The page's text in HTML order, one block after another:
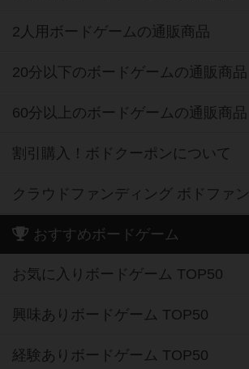
2人用ボードゲームの通販商品
20分以下のボードゲームの通販商品
60分以上のボードゲームの通販商品
割引購入！ボドクーポンについて
クラウドファンディング ボドファン
おすすめボードゲーム
お気に入りボードゲーム TOP50
興味ありボードゲーム TOP50
経験ありボードゲーム TOP50